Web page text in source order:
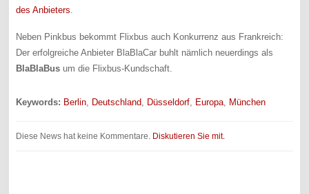
des Anbieters
Neben Pinkbus bekommt Flixbus auch Konkurrenz aus Frankreich:
Der erfolgreiche Anbieter BlaBlaCar buhlt nämlich neuerdings als
BlaBlaBus um die Flixbus-Kundschaft.
Keywords: Berlin Deutschland Düsseldorf Europa München
Diese News hat keine Kommentare. Diskutieren Sie mit.